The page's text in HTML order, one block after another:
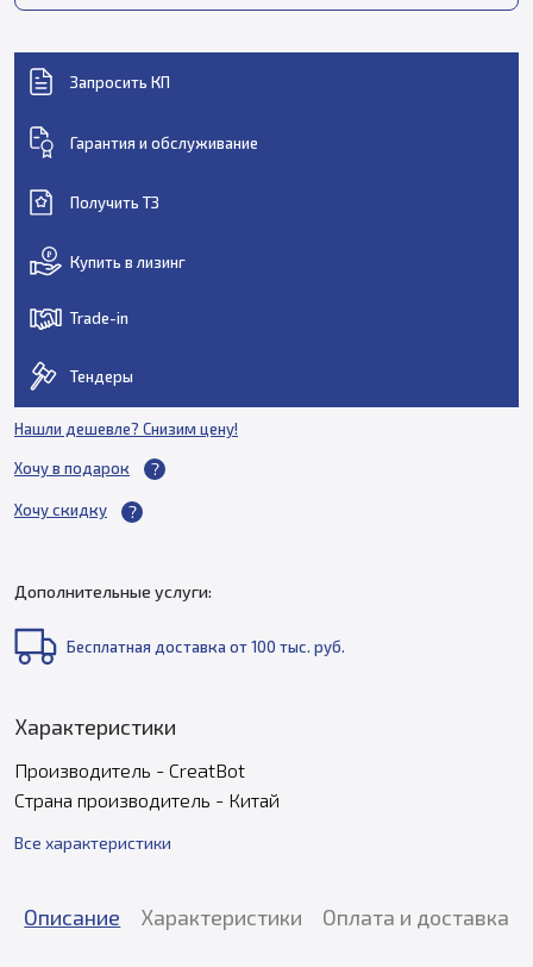
Запросить КП
Гарантия и обслуживание
Получить ТЗ
Купить в лизинг
Trade-in
Тендеры
Нашли дешевле? Снизим цену!
Хочу в подарок
Хочу скидку
Дополнительные услуги:
Бесплатная доставка от 100 тыс. руб.
Характеристики
Производитель - CreatBot
Страна производитель - Китай
Все характеристики
Описание Характеристики Оплата и доставка